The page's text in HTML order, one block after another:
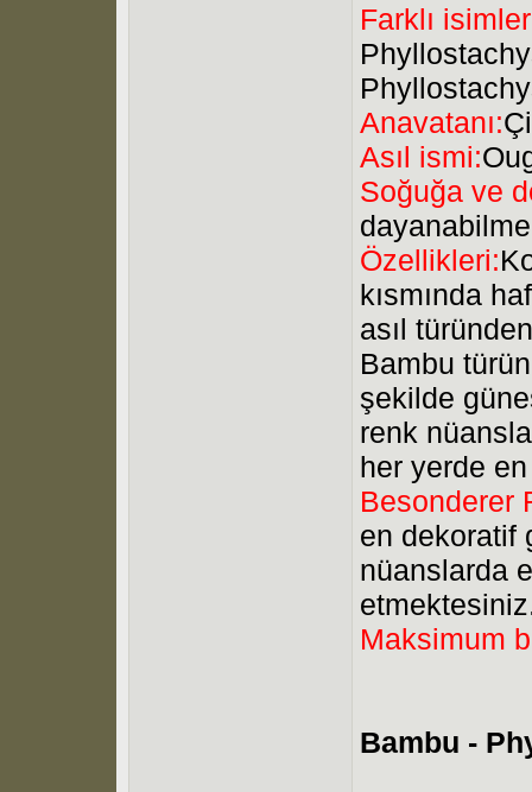
Farklı
Anavatanı:
Asıl ismi:
Soğuğa ve
Özellikleri:
kısmında
asıl
Bambu
şekilde
renk
her yerde
Besonderer
en dekoratif
nüanslarda
Maksimum
Bambu -